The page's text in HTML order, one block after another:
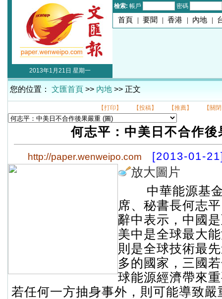
檢索: 帳戶 密碼
首頁 | 要聞 | 香港 | 內地 |
2013年1月21日 星期一
您的位置： 文匯首頁 >> 內地 >> 正文
【打印】 【投稿】 【推薦】 【關
何志平：中美日不合作後
http://paper.wenweipo.com [2013-01-
放大圖片
中華能源基
席、秘書長何志
辭中表示，中國
美中是全球最大
則是全球技術最
多的國家，三國
球能源經濟帶來
若任何一方抽身事外，則可能導致嚴